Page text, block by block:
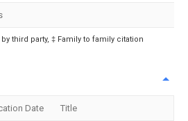
third party, ‡ Family to family citation
Date Title